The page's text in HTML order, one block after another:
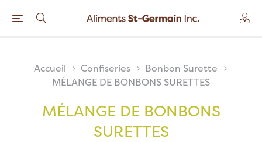
Accueil Confiseries
Bonbon Surette
MÉLANGE DE BONBONS SURETTES
MÉLANGE DE BONBONS
SURETTES